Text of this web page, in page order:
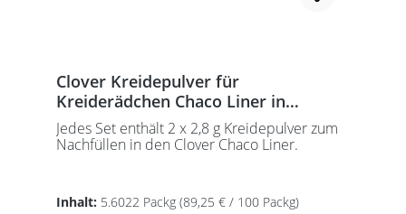
Clover Kreidepulver für
Kreiderädchen Chaco Liner in
verschiedenen Farben
Jedes Set enthält 2 x 2,8 g Kreidepulver zum
Nachfüllen in den Clover Chaco Liner.
Inhalt: 5.6022 Packg (89,25 € / 100 Packg)